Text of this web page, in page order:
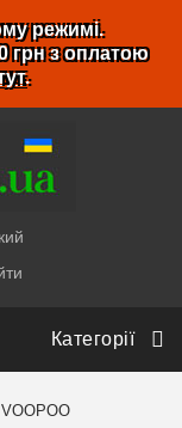
режимі.
грн з оплатою
.
Категорії
VOOPOO